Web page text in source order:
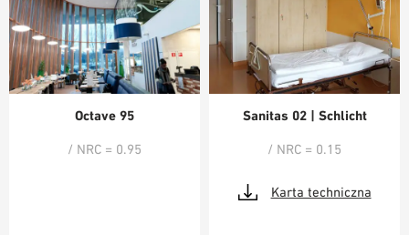
Octave 95
/ NRC = 0.95
Sanitas 02 | Schlicht
/ NRC = 0.15
Karta techniczna